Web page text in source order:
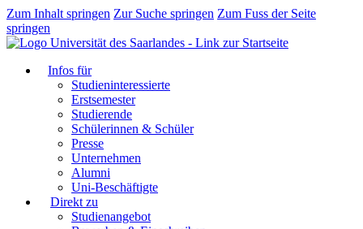
Zum Inhalt springen Zur Suche springen Zum Fuss der Seite
springen
Infos für
Studieninteressierte
Erstsemester
Studierende
Schülerinnen & Schüler
Presse
Unternehmen
Alumni
Uni-Beschäftigte
Direkt zu
Studienangebot